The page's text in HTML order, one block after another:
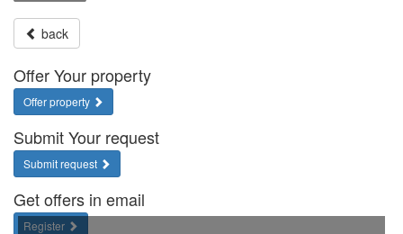
back
Offer Your property
Offer property
Submit Your request
Submit request
Get offers in email
Register